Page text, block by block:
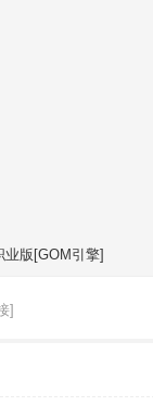
业版[GOM引擎]
]